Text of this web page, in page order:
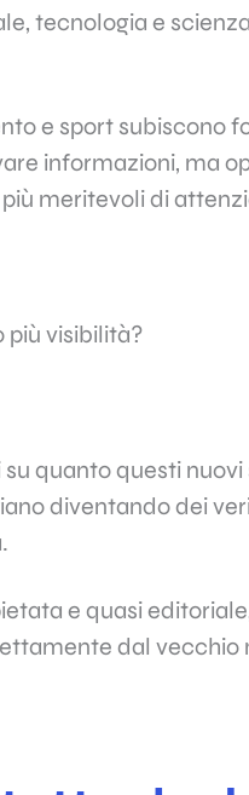
tecnologia e
e sport subiscono
informazioni, ma
meritevoli di
visibilità?
quanto questi
diventando dei
e quasi
dal vecchio